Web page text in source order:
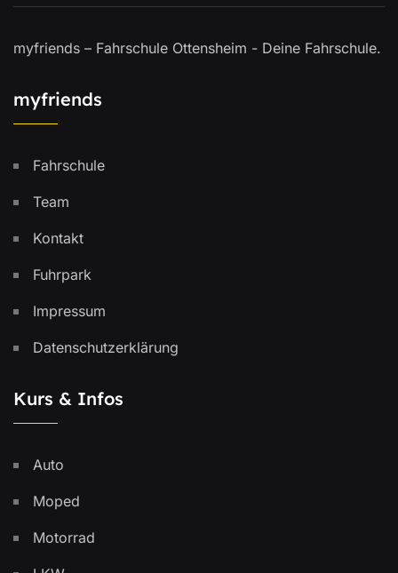
myfriends – Fahrschule Ottensheim - Deine Fahrschule.
myfriends
Fahrschule
Team
Kontakt
Fuhrpark
Impressum
Datenschutzerklärung
Kurs & Infos
Auto
Moped
Motorrad